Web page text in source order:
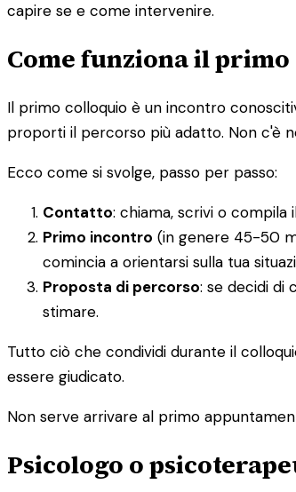
capire se e come intervenire.
Come funziona il
Il primo colloquio è un incontro
proporti il percorso più adatto. Non c'è
Ecco come si svolge, passo per passo:
Contatto: chiama, scrivi o
Primo incontro (in genere 45-50
comincia a orientarsi sulla tua
Proposta di percorso: se decidi di
stimare.
Tutto ciò che condividi durante il
essere giudicato.
Non serve arrivare al primo
Psicologo o